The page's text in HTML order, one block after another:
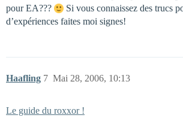
pour EA???
Si vous connaissez des trucs
d’expériences faites moi signes!
Haafling Mai 28, 2006, 10:13
7
Le guide du roxxor !